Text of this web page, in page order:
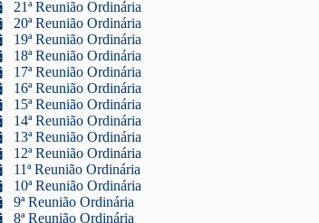
21ª Reunião Ordinária
20ª Reunião Ordinária
19ª Reunião Ordinária
18ª Reunião Ordinária
17ª Reunião Ordinária
16ª Reunião Ordinária
15ª Reunião Ordinária
14ª Reunião Ordinária
13ª Reunião Ordinária
12ª Reunião Ordinária
11ª Reunião Ordinária
10ª Reunião Ordinária
9ª Reunião Ordinária
8ª Reunião Ordinária